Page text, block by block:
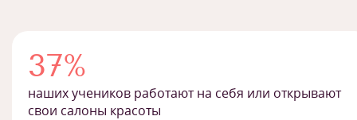
37%
наших учеников работают на себя или открывают
свои салоны красоты